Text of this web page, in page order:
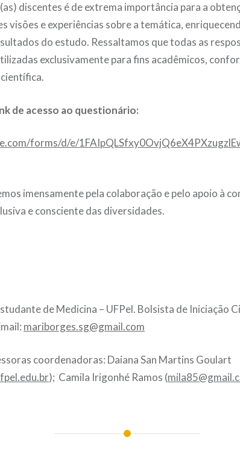
discentes é de extrema importância para a
visões e experiências sobre a temática,
do estudo. Ressaltamos que todas as
exclusivamente para fins acadêmicos,
de acesso ao questionário:
forms/d/e/
imensamente pela colaboração e pelo apoio à
e consciente das diversidades.
de Medicina – UFPel. Bolsista de Iniciação
mariborges.sg@gmail.com
coordenadoras: Daiana San Martins Goulart
); Camila Irigonhé Ramos (